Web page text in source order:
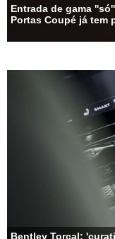
Entrada de gama
Portas Coupé já tem
Bentley Torcal: